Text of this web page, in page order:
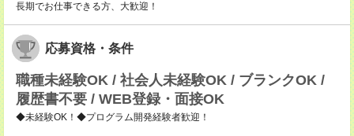
長期でお仕事できる方、大歓迎！
応募資格・条件
職種未経験OK / 社会人未経験OK / ブランクOK /
履歴書不要 / WEB登録・面接OK
◆未経験OK！◆プログラム開発経験者歓迎！